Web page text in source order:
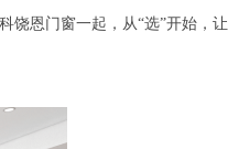
饶恩门窗一起，从“选”开始，让